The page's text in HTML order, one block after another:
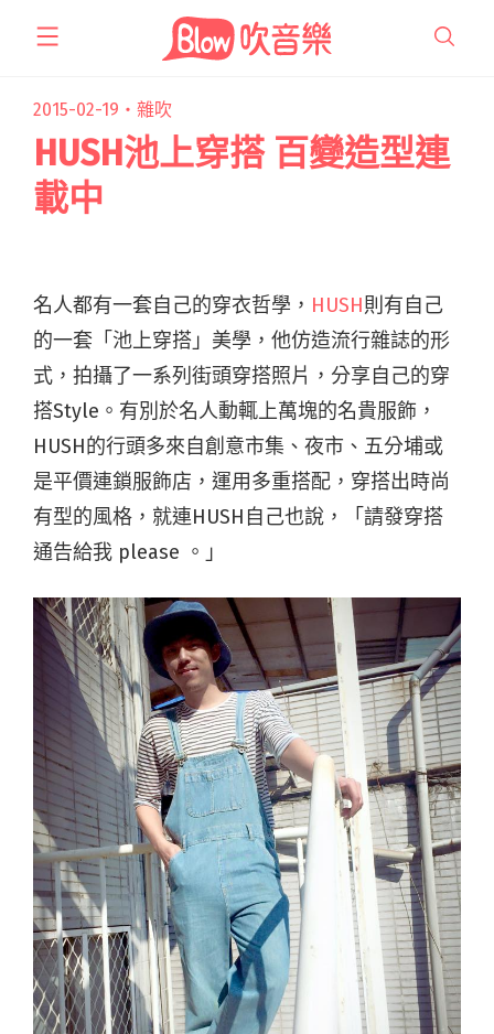
2015-02-19・ 雜吹
HUSH池上穿搭 百變造型連
載中
名人都有一套自己的穿衣哲學， HUSH則有自己
的一套「池上穿搭」美學，他仿造流行雜誌的形
式，拍攝了一系列街頭穿搭照片，分享自己的穿
搭Style。有別於名人動輒上萬塊的名貴服飾，
HUSH的行頭多來自創意市集、夜市、五分埔或
是平價連鎖服飾店，運用多重搭配，穿搭出時尚
有型的風格，就連HUSH自己也說，「請發穿搭
通告給我 please 。」